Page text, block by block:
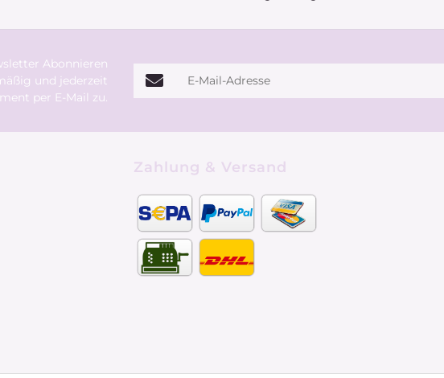
Abonnieren
und jederzeit
per E-Mail zu.
E-Mail-Adresse
Zahlung & Versand